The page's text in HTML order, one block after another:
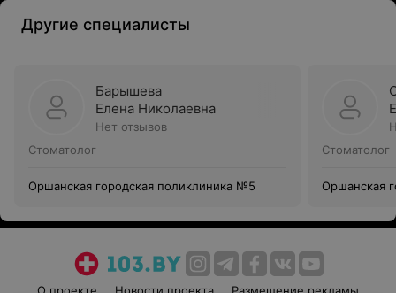
Другие специалисты
Барышева
Елена Николаевна
Нет отзывов
Стоматолог
Оршанская городская поликлиника №5
Стоматолог
Оршанская